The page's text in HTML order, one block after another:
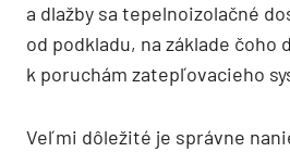
a dlažby sa tepelnoizolačné
od podkladu, na základe čoho
k poruchám zatepľovacieho
Veľmi dôležité je správne